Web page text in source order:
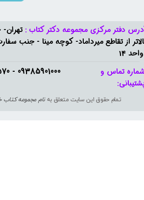
09385901000 - 09378888570​​​​​​​
دفتر مرکزی مجموعه دکتر کتاب : تهران-
14
تمام حقوق این سایت متعلق بهنام مجموعه کتاب
تماس و